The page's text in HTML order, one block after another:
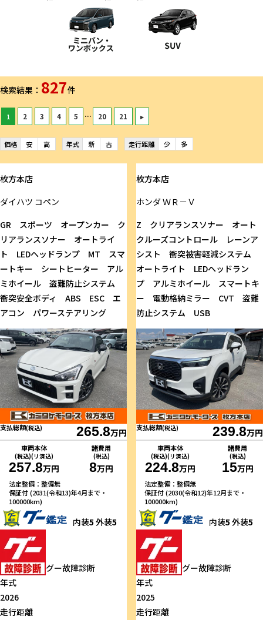
検索結果： 827件
1 2 3 4 5 ... 20 21 ▸
価格 安 高 年式 新 古 走行距離 少 多
枚方本店
ダイハツ コペン
GR スポーツ オープンカー ク
リアランスソナー オートライ
ト LEDヘッドランプ MT スマ
ートキー シートヒーター アル
ミホイール 盗難防止システム
衝突安全ボディ ABS ESC エ
アコン パワーステアリング
支払総額(税込) 265.8万円
車両本体
(税込)(リ済込)
257.8万円
諸費用
(税込)
8万円
法定整備：整備無
保証付 (2031(令和13)年4月まで・
100000km)
内装5 外装5
グー故障診断
年式
2026
走行距離
枚方本店
ホンダＷＲ－Ｖ
Z クリアランスソナー オート
クルーズコントロール レーンア
シスト 衝突被害軽減システム
オートライト LEDヘッドラン
プ アルミホイール スマートキ
ー 電動格納ミラー CVT 盗難
防止システム USB
支払総額(税込) 239.8万円
車両本体
(税込)(リ済込)
224.8万円
諸費用
(税込)
15万円
法定整備：整備無
保証付 (2030(令和12)年12月まで・
100000km)
内装5 外装5
グー故障診断
年式
2025
走行距離